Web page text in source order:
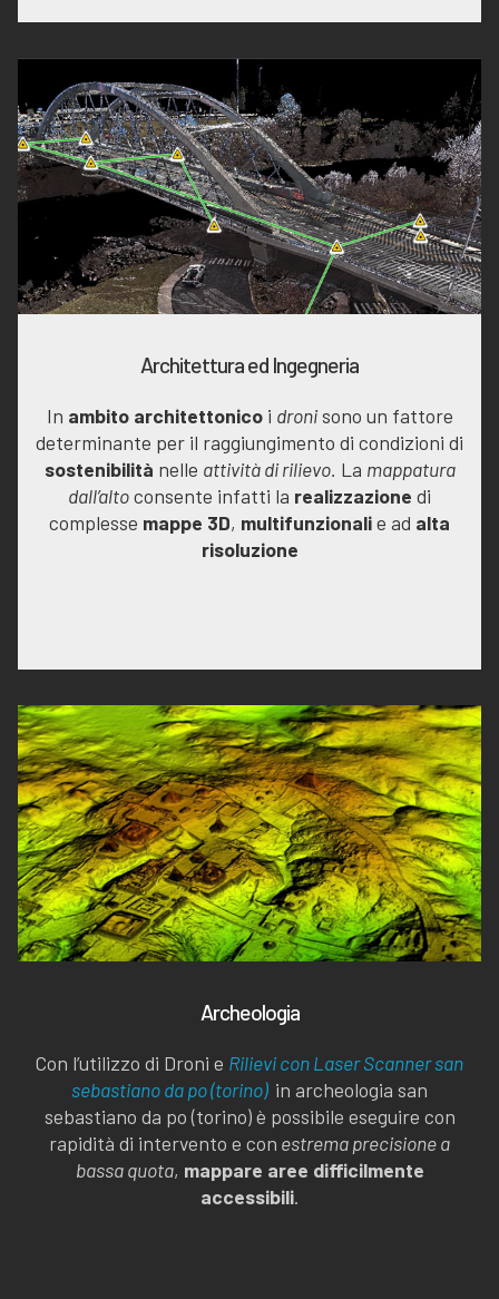
Architettura ed Ingegneria
In ambito architettonicoi dronisono un fattore
determinante per il raggiungimento di condizioni di
sostenibilità nelle attività di rilievo. La mappatura
dall’altoconsente infatti la realizzazione di
complesse mappe 3D, multifunzionalie ad alta
risoluzione
Archeologia
Con l’utilizzo di Droni e Rilievi con Laser Scanner san
sebastiano da po (torino) in archeologia san
sebastiano da po (torino) è possibile eseguire con
rapidità di intervento e con estrema precisione a
bassa quota, mappare aree difficilmente
accessibili.